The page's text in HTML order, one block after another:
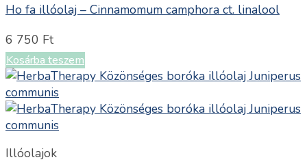
Ho fa illóolaj – Cinnamomum camphora ct. linalool
6 750 Ft
Kosárba teszem
Illóolajok